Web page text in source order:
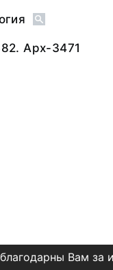
Арх-3471
Вам за